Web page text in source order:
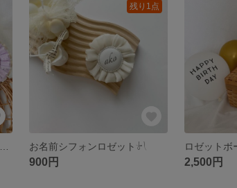
残り1点
お名前シフォンロゼット‎‪𓍯 ‬
900円
ロゼットボ
2,500円